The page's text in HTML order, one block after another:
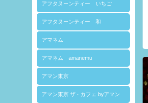
アフタヌーンティー いちご
アフタヌーンティー 和
アマネム
アマネム amanemu
アマン東京
アマン東京 ザ · カフェ byアマン